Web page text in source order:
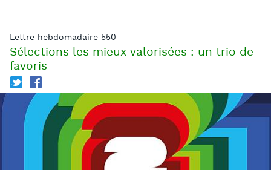
Lettre hebdomadaire 550
Sélections les mieux valorisées : un trio de
favoris
T f